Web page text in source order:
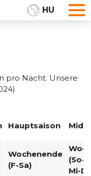
HU
pro Nacht. Unsere
Hauptsaison Mid-
Wochenende
(F-Sa)
(So-
Mi-